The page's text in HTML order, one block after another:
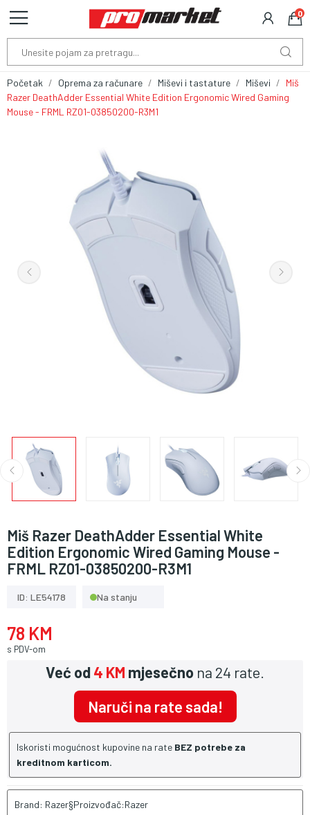
0
Početak Oprema za računare Miševi i tastature Miševi
Miš
Razer DeathAdder Essential White Edition Ergonomic Wired Gaming
Mouse - FRML RZ01-03850200-R3M1
Miš Razer DeathAdder Essential White
Edition Ergonomic Wired Gaming Mouse -
FRML RZ01-03850200-R3M1
ID: LE54178 Na stanju
78 KM
s PDV-om
Već od4 KM mjesečno na 24 rate.
Naruči na rate sada!
Iskoristi mogućnost kupovine na rate BEZ potrebe za
kreditnom karticom.
Brand: Razer§Proizvođač:Razer